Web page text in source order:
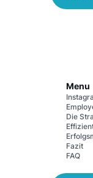
Menu
Die
Fazit
FAQ